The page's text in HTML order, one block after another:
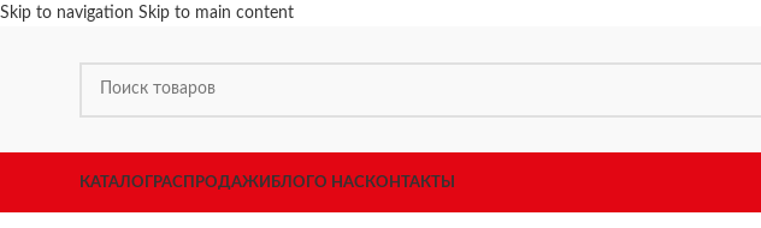
Skip to navigation Skip to main content
КАТАЛОГРАСПРОДАЖИ БЛОГО НАСКОНТАКТЫ